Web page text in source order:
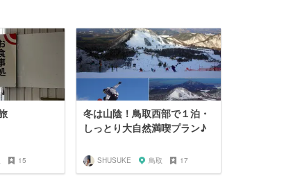
15
冬は山陰！鳥取西部で１泊・
しっとり大自然満喫プラン♪
SHUSUKE 鳥取 17